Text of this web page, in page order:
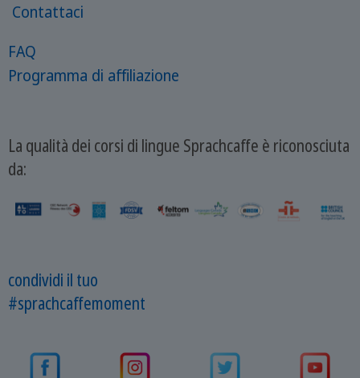
Contattaci
FAQ
Programma di affiliazione
La qualità dei corsi di lingue Sprachcaffe è riconosciuta
da:
condividi il tuo
#sprachcaffemoment